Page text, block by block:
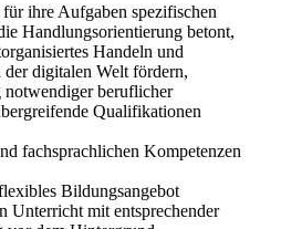
ihre Aufgaben spezifischen
Handlungsorientierung betont,
Handeln und
der digitalen Welt fördern,
beruflicher
Qualifikationen
fachsprachlichen Kompetenzen
Bildungsangebot
Unterricht mit entsprechender